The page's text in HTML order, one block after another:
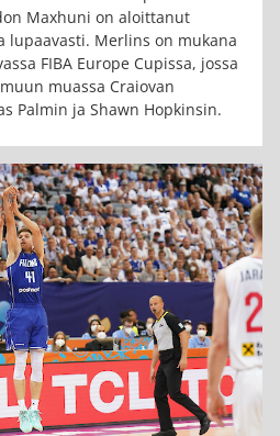
Maxhuni on aloittanut
lupaavasti. Merlins on mukana
FIBA Europe Cupissa, jossa
muassa Craiovan
Palmin ja Shawn Hopkinsin.